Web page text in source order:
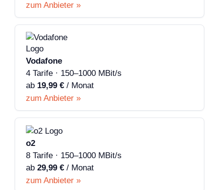
zum Anbieter »
Vodafone
4 Tarife · 150–1000 MBit/s
ab 19,99 € / Monat
zum Anbieter »
o2
8 Tarife · 150–1000 MBit/s
ab 29,99 € / Monat
zum Anbieter »